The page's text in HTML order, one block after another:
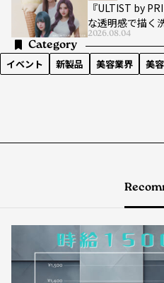
『ULTIST by
な透明感で描く
2026.08.04
Category
イベント 新製品 美容業界 美